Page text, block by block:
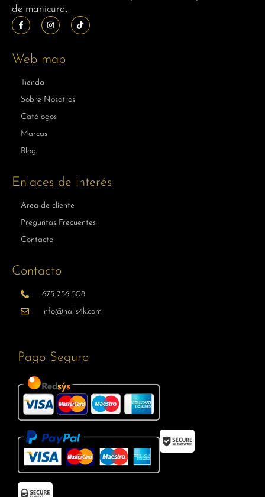
de manicura.
Web map
Tienda
Sobre Nosotros
Catálogos
Marcas
Blog
Enlaces de interés
Area de cliente
Preguntas Frecuentes
Contacto
Contacto
675 756 508
info@nails4k.com
Pago Seguro